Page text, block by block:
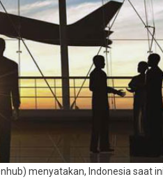
menyatakan, Indonesia saat